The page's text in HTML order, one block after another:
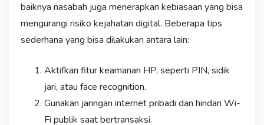
baiknya nasabah juga menerapkan kebiasaan yang bisa
mengurangi risiko kejahatan digital. Beberapa tips
sederhana yang bisa dilakukan antara lain:
Aktifkan fitur keamanan HP, seperti PIN, sidik
jari, atau face recognition.
Gunakan jaringan internet pribadi dan hindari Wi-
Fi publik saat bertransaksi.